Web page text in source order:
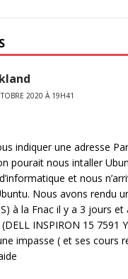
2020 À 19H41
indiquer une adresse
pourait nous intaller
et nous
Nous avons rendu
à la Fnac il y a 3 jours et
INSPIRON 15 7591
impasse ( et ses cours